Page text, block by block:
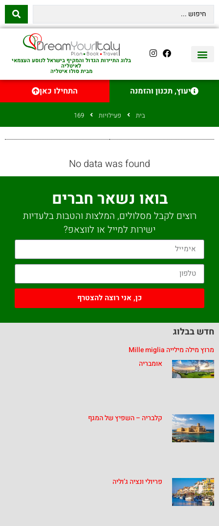
בלוג התיירות הגדול והמקיף בישראל לנוסע העצמאי
לאיטליה
מבית סולו איטליה
יעוץ, תכנון והזמנה התחילו כאן
בית פעילויות 169
No data was found
בואו נשאר חברים
רוצים לקבל מסלולים, המלצות והטבות בלעדיות
ישירות למייל או לווצאפ?
כן, אני רוצה להצטרף
חדש בבלוג
מרוץ מילה מילייה Mille miglia
אומבריה
קלבריה – השפיץ של המגף
פריולי ונציה ג’וליה